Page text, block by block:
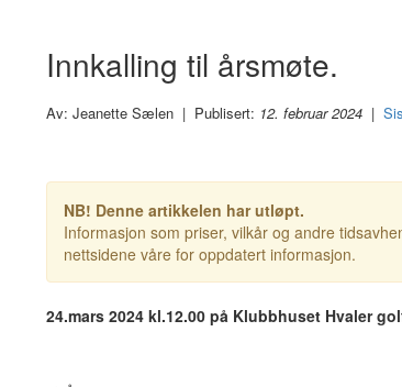
Innkalling til årsmøte.
Av: Jeanette Sælen | Publisert: 12. februar 2024 |
NB! Denne artikkelen har utløpt.
Informasjon som priser, vilkår og andre
nettsidene våre for oppdatert informasjon.
24.mars 2024 kl.12.00 på Klubbhuset Hvaler